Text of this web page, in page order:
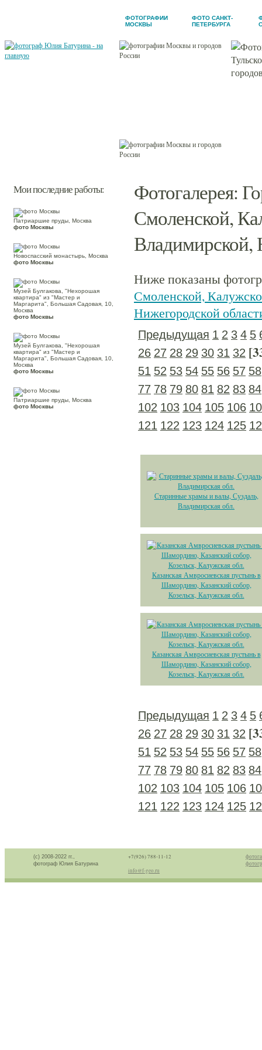
ФОТОГРАФИИ
МОСКВЫ
ФОТО САНКТ-
ПЕТЕРБУРГА
Мои последние работы:
Патриаршие пруды, Москва
фото Москвы
Новоспасский монастырь, Москва
фото Москвы
Музей Булгакова, "Нехорошая
квартира" из "Мастер и
Маргарита", Большая Садовая, 10,
Москва
фото Москвы
Музей Булгакова, "Нехорошая
квартира" из "Мастер и
Маргарита", Большая Садовая, 10,
Москва
фото Москвы
Патриаршие пруды, Москва
фото Москвы
Фотогалерея:
Смоленской,
Владимирской,
Ниже показаны
Смоленской,
Нижегородской
Предыдущая 1 2 3 4 5
26 27 28 29 30 31 32
51 52 53 54 55 56 57 58
77 78 79 80 81 82 83 84
102 103 104 105 106
121 122 123 124 125
Старинные храмы и валы, Суздаль,
Владимирская обл.
Казанская Амвросиевская пустынь в
Шамордино, Казанский собор,
Козельск, Калужская обл.
Казанская Амвросиевская пустынь в
Шамордино, Казанский собор,
Козельск, Калужская обл.
Предыдущая 1 2 3 4 5
26 27 28 29 30 31 32
51 52 53 54 55 56 57 58
77 78 79 80 81 82 83 84
102 103 104 105 106
121 122 123 124 125
(с) 2008-2022 гг.,
фотограф Юлия Батурина
+7(926) 788-11-12
info@f-geo.ru